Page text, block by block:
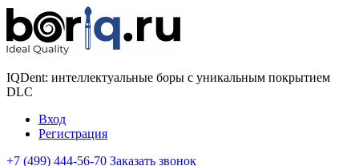
IQDent: интеллектуальные боры с уникальным покрытием
DLC
Вход
Регистрация
+7 (499) 444-56-70 Заказать звонок